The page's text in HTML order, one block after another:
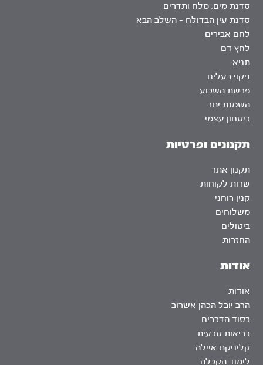
אודות
אודות
הרב יובל הכהן אשרוב
בסוד הדברים
בריאות טבעית
קליניקת איילה
לימוד הקבלה
סדנת מים, מלח ותדרים
סדנת עין הבדולח – השלב הבא
לחם אבירים
לחץ דם
תניא
ניקוי רעלים
פרשת השבוע
השמנת יתר
ביטחון עצמי
תקנונים ופרטיות
תקנון אתר
שרות לקוחות
קנין רוחני
משלוחים
ביטולים
החזרות